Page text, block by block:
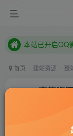
首页 建站资源 整
emlog南笙资